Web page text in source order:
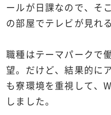
ールが日課なので、そ
の部屋でテレビが見れ
職種はテーマパークで
望。だけど、結果的に
も寮環境を重視して、
しました。